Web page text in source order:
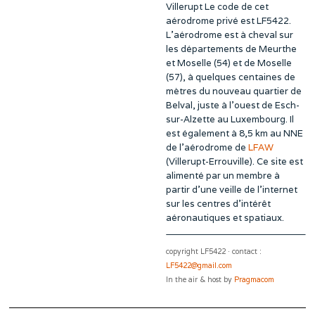
Villerupt Le code de cet
aérodrome privé est LF5422.
L’aérodrome est à cheval sur
les départements de Meurthe
et Moselle (54) et de Moselle
(57), à quelques centaines de
mètres du nouveau quartier de
Belval, juste à l’ouest de Esch-
sur-Alzette au Luxembourg. Il
est également à 8,5 km au NNE
de l’aérodrome de LFAW
(Villerupt-Errouville). Ce site est
alimenté par un membre à
partir d’une veille de l’internet
sur les centres d’intérêt
aéronautiques et spatiaux.
copyright LF5422 · contact :
LF5422@gmail.com
In the air & host by Pragmacom